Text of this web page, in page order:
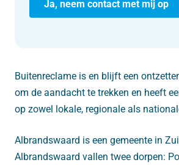
Buitenreclame is en blijft een
om de aandacht te trekken en heeft
op zowel lokale, regionale als
Albrandswaard is een gemeente in
Albrandswaard vallen twee dorpen: